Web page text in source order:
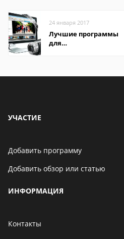
24 января 2017
Лучшие программы
для
УЧАСТИЕ
Добавить программу
Добавить обзор или статью
ИНФОРМАЦИЯ
Контакты